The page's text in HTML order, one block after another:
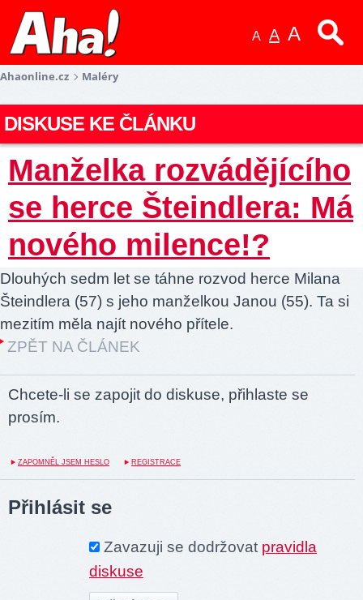
A A A
Ahaonline.cz Maléry
DISKUSE KE ČLÁNKU
Manželka rozvádějícího
se herce Šteindlera: Má
nového milence!?
Dlouhých sedm let se táhne rozvod herce Milana
Šteindlera (57) s jeho manželkou Janou (55). Ta si
mezitím měla najít nového přítele.
ZPĚT NA ČLÁNEK
Chcete-li se zapojit do diskuse, přihlaste se
prosím.
ZAPOMNĚL JSEM HESLO REGISTRACE
Přihlásit se
Zavazuji se dodržovat pravidla
diskuse